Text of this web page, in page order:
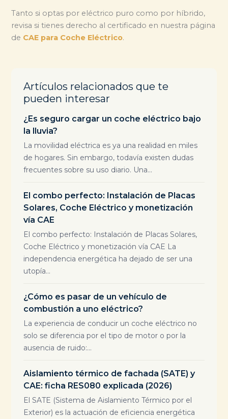
Tanto si optas por eléctrico puro como por híbrido,
revisa si tienes derecho al certificado en nuestra página
de CAE para Coche Eléctrico.
Artículos relacionados que te
pueden interesar
¿Es seguro cargar un coche eléctrico bajo
la lluvia?
La movilidad eléctrica es ya una realidad en miles
de hogares. Sin embargo, todavía existen dudas
frecuentes sobre su uso diario. Una...
El combo perfecto: Instalación de Placas
Solares, Coche Eléctrico y monetización
vía CAE
El combo perfecto: Instalación de Placas Solares,
Coche Eléctrico y monetización vía CAE La
independencia energética ha dejado de ser una
utopía...
¿Cómo es pasar de un vehículo de
combustión a uno eléctrico?
La experiencia de conducir un coche eléctrico no
solo se diferencia por el tipo de motor o por la
ausencia de ruido:...
Aislamiento térmico de fachada (SATE) y
CAE: ficha RES080 explicada (2026)
El SATE (Sistema de Aislamiento Térmico por el
Exterior) es la actuación de eficiencia energética